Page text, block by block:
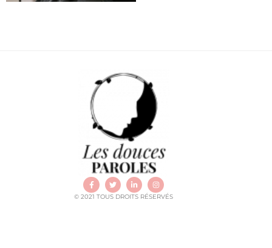
© 2021 TOUS DROITS RÉSERVÉS